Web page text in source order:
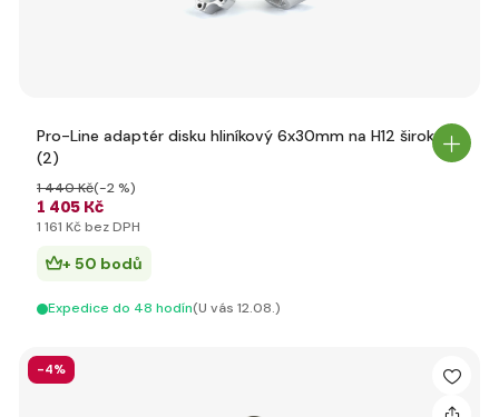
Pro-Line adaptér disku hliníkový 6x30mm na H12 široký
(2)
1 405 Kč
1 440 Kč(-2 %)
1 161 Kč bez DPH
+ 50 bodů
Expedice do 48 hodín(U vás 12.08.)
-4%